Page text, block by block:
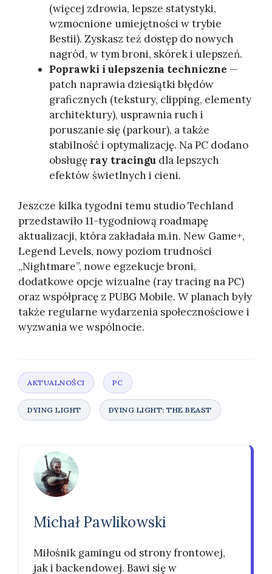
(więcej zdrowia, lepsze statystyki,
wzmocnione umiejętności w trybie
Bestii). Zyskasz też dostęp do nowych
nagród, w tym broni, skórek i ulepszeń.
Poprawki i ulepszenia techniczne —
patch naprawia dziesiątki błędów
graficznych (tekstury, clipping, elementy
architektury), usprawnia ruch i
poruszanie się (parkour), a także
stabilność i optymalizację. Na PC dodano
obsługę ray tracingu dla lepszych
efektów świetlnych i cieni.
Jeszcze kilka tygodni temu studio Techland
przedstawiło 11-tygodniową roadmapę
aktualizacji, która zakładała m.in. New Game+,
Legend Levels, nowy poziom trudności
„Nightmare”, nowe egzekucje broni,
dodatkowe opcje wizualne (ray tracing na PC)
oraz współpracę z PUBG Mobile. W planach były
także regularne wydarzenia społecznościowe i
wyzwania we wspólnocie.
Michał Pawlikowski
Miłośnik gamingu od strony frontowej,
jak i backendowej. Bawi się w